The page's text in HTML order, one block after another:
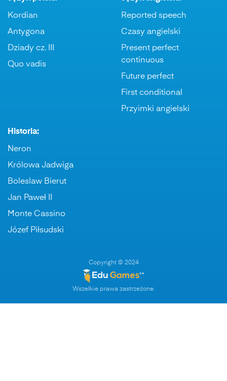
Kordian
Antygona
Dziady cz. III
Quo vadis
Reported speech
Czasy angielski
Present perfect
continuous
Future perfect
First conditional
Przyimki angielski
Historia:
Neron
Królowa Jadwiga
Boleslaw Bierut
Jan Paweł II
Monte Cassino
Józef Piłsudski
Copyright © 2024
Wszelkie prawa zastrzeżone.